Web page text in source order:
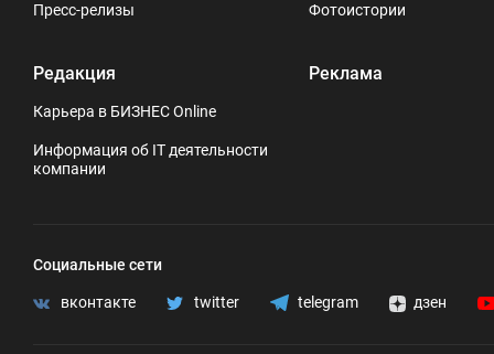
Пресс-релизы
Редакция
Карьера в БИЗНЕС Online
Информация об IT деятельности
компании
Фотоистории
Реклама
Социальные сети
вконтакте twitter telegram дзен